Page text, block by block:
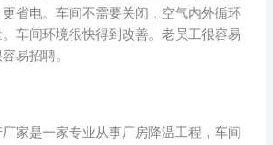
省电。车间不需要关闭，空气内外循环
车间环境很快得到改善。老员工很容易
易招聘。
家是一家专业从事厂房降温工程，车间